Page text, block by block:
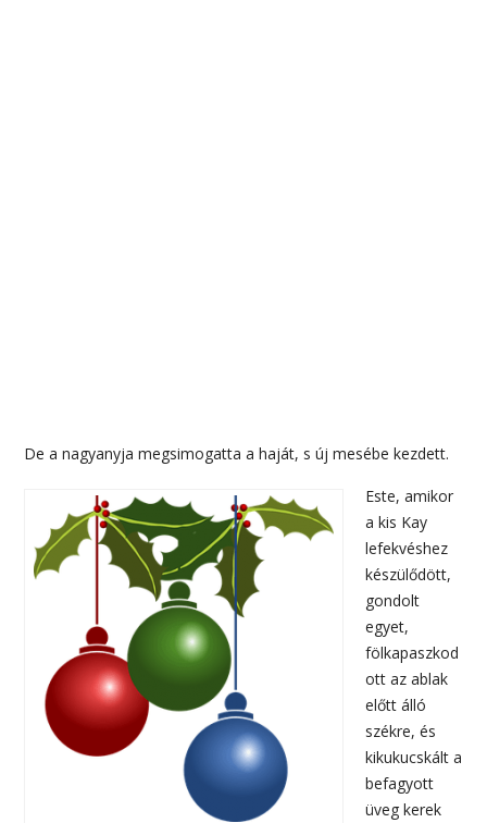
De a nagyanyja megsimogatta a haját, s új mesébe kezdett.
Este, amikor
a kis Kay
lefekvéshez
készülődött,
gondolt
egyet,
fölkapaszkod
ott az ablak
előtt álló
székre, és
kikukucskált a
befagyott
üveg kerek